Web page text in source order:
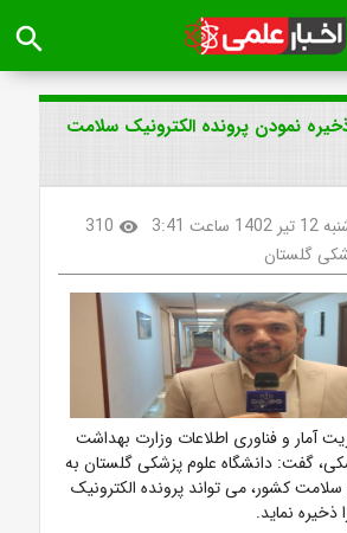
search
نمودن پرونده الکترونیک سلامت
ساعت 3:41 visibility
310
گلستان
آمار و فناوری اطلاعات وزارت بهداشت
گفت: دانشگاه علوم پزشکی گلستان به
سلامت کشور، می تواند پرونده الکترونیک
نماید.